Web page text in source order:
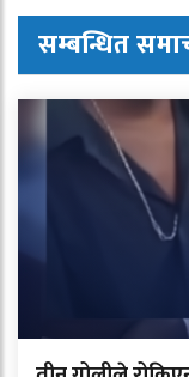
सम्बन्धित